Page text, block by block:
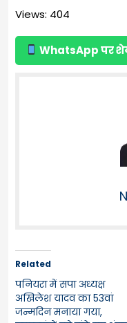
Views: 404
WhatsApp पर
Related
पनियरा में सपा अध्यक्ष
अखिलेश यादव का 53वां
जन्मदिन मनाया गया,